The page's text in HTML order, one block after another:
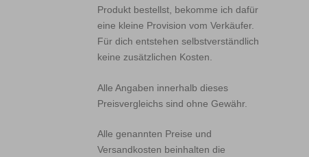
Produkt bestellst, bekomme ich dafür
eine kleine Provision vom Verkäufer.
Für dich entstehen selbstverständlich
keine zusätzlichen Kosten.
Alle Angaben innerhalb dieses
Preisvergleichs sind ohne Gewähr.
Alle genannten Preise und
Versandkosten beinhalten die